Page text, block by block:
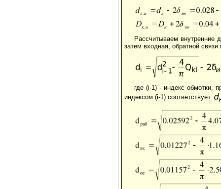
Рассчитываем внутренние
затем входная, обратной
где (i-1) - индекс обмотки,
индексом (i-1) соответствует